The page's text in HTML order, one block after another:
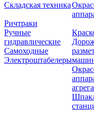
Складская техника
Ричтраки
Ручные
гидравлические
Самоходные
Электроштабелеры